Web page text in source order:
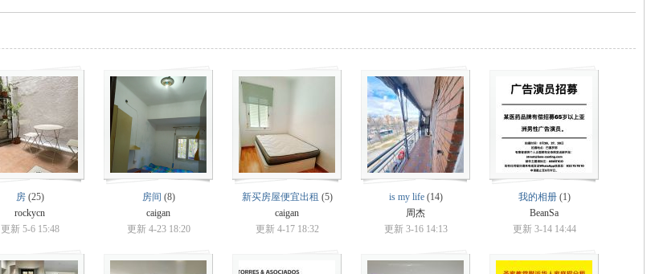
房(25)
rockycn
更新 5-6 15:48
房间 (8)
caigan
更新 4-23 18:20
新买房屋便宜出租 (5)
caigan
更新 4-17 18:32
is my life(14)
周杰
更新 3-16 14:13
我的相册(1)
BeanSa
更新 3-14 14:44